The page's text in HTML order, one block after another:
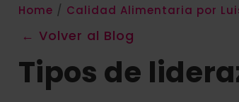
Home / Calidad Alimentaria por
← Volver al Blog
Tipos de